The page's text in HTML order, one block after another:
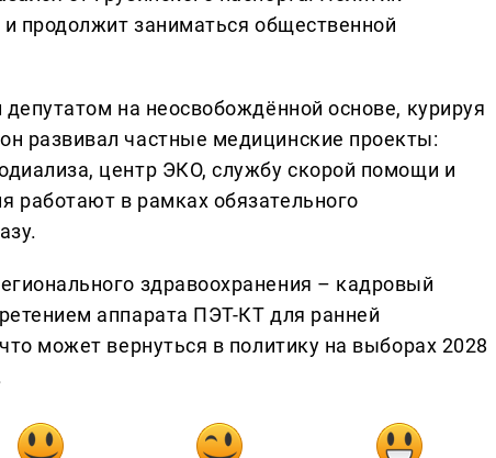
и продолжит заниматься общественной
на неосвобождённой основе, курируя
развивал частные медицинские проекты:
центр ЭКО, службу скорой помощи и
работают в рамках обязательного
здравоохранения – кадровый
аппарата ПЭТ-КТ для ранней
может вернуться в политику на выборах 2028